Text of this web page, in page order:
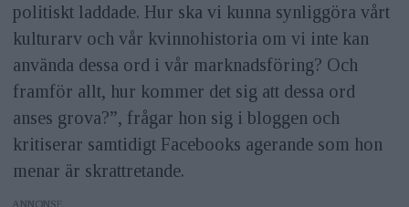
politiskt laddade. Hur ska vi kunna synliggöra vårt
kulturarv och vår kvinnohistoria om vi inte kan
använda dessa ord i vår marknadsföring? Och
framför allt, hur kommer det sig att dessa ord
anses grova?”, frågar hon sig i bloggen och
kritiserar samtidigt Facebooks agerande som hon
menar är skrattretande.
ANNONS